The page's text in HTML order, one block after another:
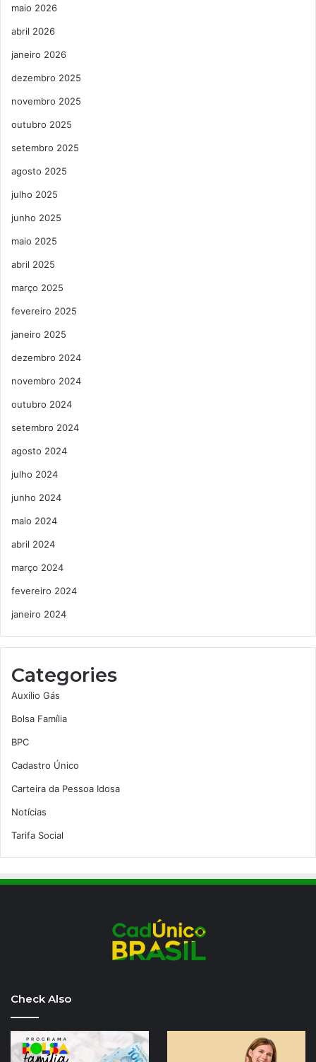
maio 2026
abril 2026
janeiro 2026
dezembro 2025
novembro 2025
outubro 2025
setembro 2025
agosto 2025
julho 2025
junho 2025
maio 2025
abril 2025
março 2025
fevereiro 2025
janeiro 2025
dezembro 2024
novembro 2024
outubro 2024
setembro 2024
agosto 2024
julho 2024
junho 2024
maio 2024
abril 2024
março 2024
fevereiro 2024
janeiro 2024
Categories
Auxílio Gás
Bolsa Família
BPC
Cadastro Único
Carteira da Pessoa Idosa
Notícias
Tarifa Social
Check Also